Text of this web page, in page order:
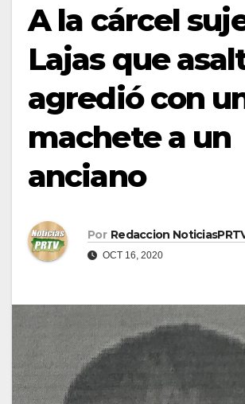
A la cárcel
Lajas que
agredió con
machete a un
anciano
Por Redaccion
OCT 16, 2020